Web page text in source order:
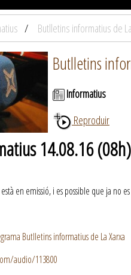
Butlletins informatius de
Butlletins
Informatius
Reproduir
14.08.16 (08h)
en emissió, i es possible que ja no
Butlletins informatius de La Xarxa
audio/113800